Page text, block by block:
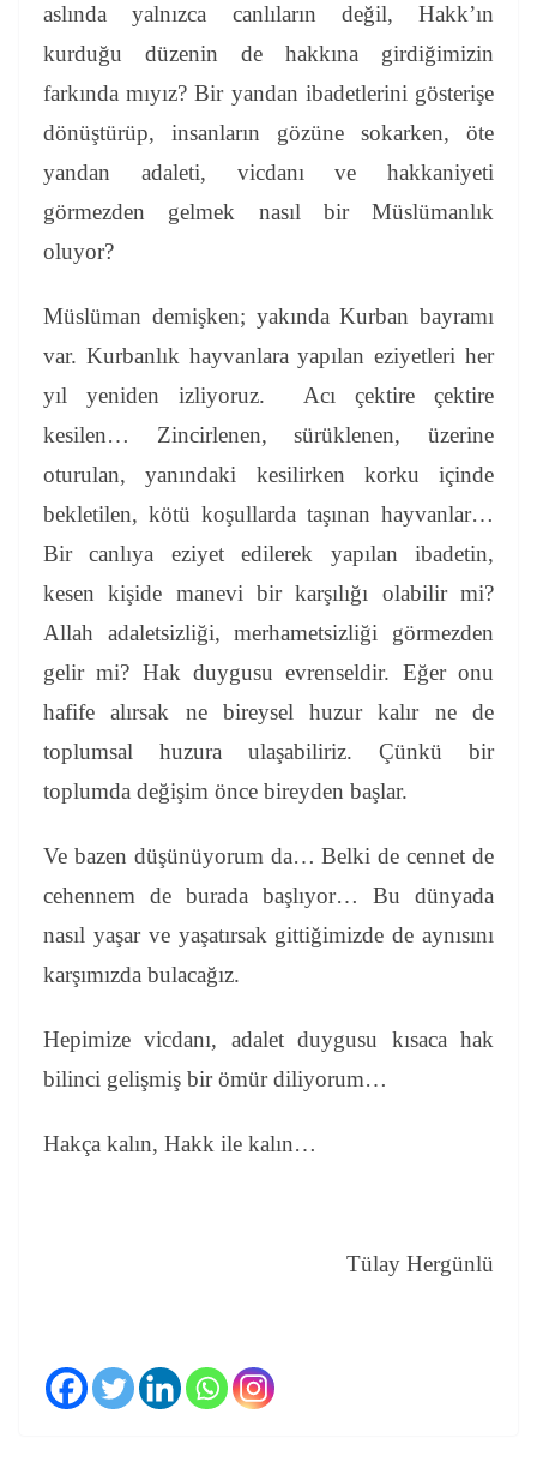
aslında yalnızca canlıların değil, Hakk’ın
kurduğu düzenin de hakkına girdiğimizin
farkında mıyız?Bir yandan ibadetlerini gösterişe
dönüştürüp, insanların gözüne sokarken, öte
yandan adaleti, vicdanı ve hakkaniyeti
görmezden gelmek nasıl bir Müslümanlık
oluyor?
Müslüman demişken; yakında Kurban bayramı
var. Kurbanlık hayvanlara yapılan eziyetleri her
yıl yeniden izliyoruz. Acı çektire çektire
kesilen… Zincirlenen, sürüklenen, üzerine
oturulan, yanındaki kesilirken korku içinde
bekletilen, kötü koşullarda taşınan hayvanlar…
Bir canlıya eziyet edilerek yapılan ibadetin,
kesen kişide manevi bir karşılığı olabilir mi?
Allah adaletsizliği, merhametsizliği görmezden
gelir mi? Hak duygusu evrenseldir. Eğer onu
hafife alırsak ne bireysel huzur kalır ne de
toplumsal huzura ulaşabiliriz. Çünkü bir
toplumda değişim önce bireyden başlar.
Ve bazen düşünüyorum da…Belki de cennet de
cehennem de burada başlıyor… Bu dünyada
nasıl yaşar ve yaşatırsak gittiğimizde de aynısını
karşımızda bulacağız.
Hepimize vicdanı, adalet duygusu kısaca hak
bilinci gelişmiş bir ömür diliyorum…
Hakça kalın, Hakk ile kalın…
Tülay Hergünlü